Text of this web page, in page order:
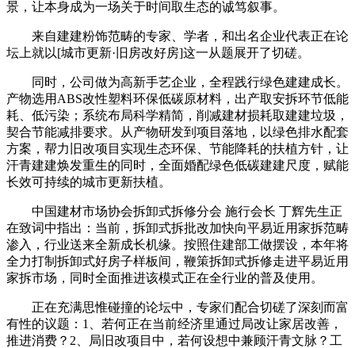
景，让本身成为一场关于时间取生态的诚笃叙事。
来自建建粉饰范畴的专家、学者，和出名企业代表正在论
坛上就以[城市更新·旧房改好房]这一从题展开了切磋。
同时，公司做为高新手艺企业，全程践行绿色建建成长。
产物选用ABS改性塑料环保低碳原材料，出产取安拆环节低能
耗、低污染；系统布局科学精简，削减建材损耗取建建垃圾，
契合节能减排要求。从产物研发到项目落地，以绿色排水配套
方案，帮力旧改项目实现生态环保、节能降耗的扶植方针，让
汗青建建焕发重生的同时，全面婚配绿色低碳建建尺度，赋能
长效可持续的城市更新扶植。
中国建材市场协会拆卸式拆修分会 施行会长 丁辉先生正
在致词中指出：当前，拆卸式拆批改加快向平易近用家拆范畴
渗入，行业送来全新成长机缘。按照住建部工做摆设，本年将
全力打制拆卸式好房子样板间，鞭策拆卸式拆修走进平易近用
家拆市场，同时全面推进该模式正在全行业的普及使用。
正在充满思惟碰撞的论坛中，专家们配合切磋了深刻而富
有性的议题：1、若何正在当前经济里通过局改让家居改善，
推进消费？2、局旧改项目中，若何设想中兼顾汗青文脉？工